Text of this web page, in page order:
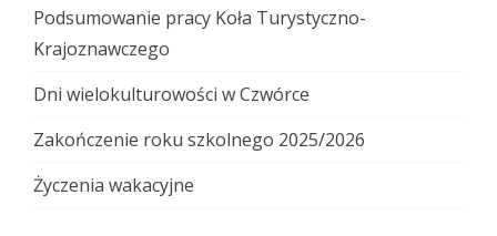
Podsumowanie pracy Koła Turystyczno-
Krajoznawczego
Dni wielokulturowości w Czwórce
Zakończenie roku szkolnego 2025/2026
Życzenia wakacyjne